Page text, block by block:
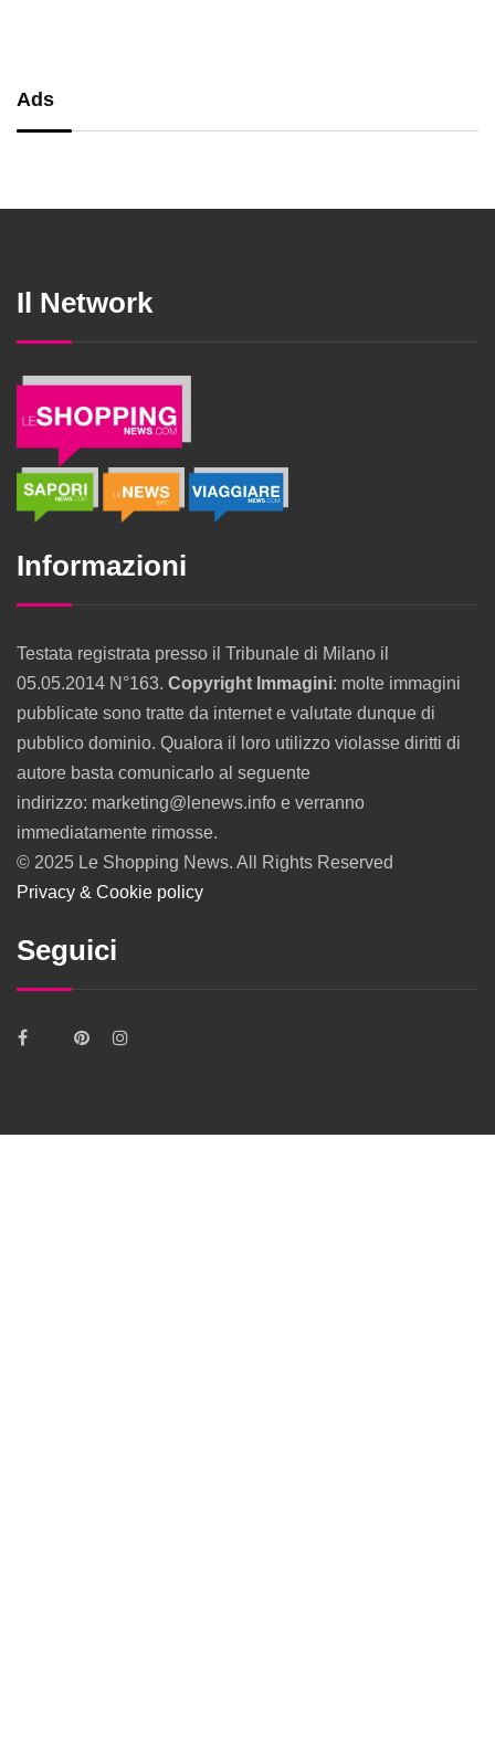
Ads
Il Network
Informazioni
Testata registrata presso il Tribunale di Milano il
05.05.2014 N°163. Copyright Immagini: molte immagini
pubblicate sono tratte da internet e valutate dunque di
pubblico dominio. Qualora il loro utilizzo violasse diritti di
autore basta comunicarlo al seguente
indirizzo: marketing@lenews.info e verranno
immediatamente rimosse.
© 2025 Le Shopping News. All Rights Reserved
Privacy & Cookie policy
Seguici